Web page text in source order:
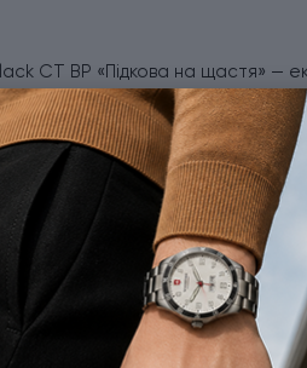
CT BP «Підкова на щастя» —
Особливістю випуску стало
Такий дизайн робить ручку
сталі та має комбіноване
затискач-стріла та
використання.
на зручність використання.
м’яким клацанням під час